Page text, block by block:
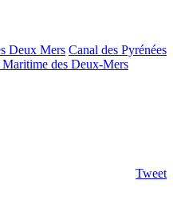
Deux Mers Canal des Pyrénées
Maritime des Deux-Mers
Tweet